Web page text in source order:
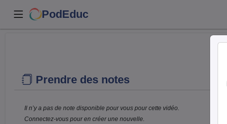
PodEduc
Prendre des notes
Il n’y a pas de note disponible pour vous pour cette vidéo.
Connectez-vous pour en créer une nouvelle.